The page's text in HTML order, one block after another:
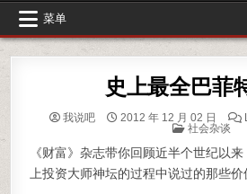
菜单
史上最全巴菲
我说吧 2012 年 12 月 02 日
POSTED IN
社会杂谈
《财富》杂志带你回顾近半个世纪以
上投资大师神坛的过程中说过的那些价